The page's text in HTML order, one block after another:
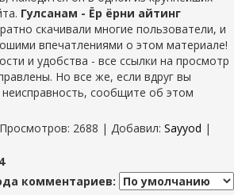
Гулсанам - Ёр ёрни айтинг
скачивали многие пользователи, и
впечатлениями о этом материале!
и удобства - все ссылки на просмотр
Но все же, если вдруг вы
сообщите об этом
Просмотров: 2688 | Добавил: Sayyod |
4
комментариев: